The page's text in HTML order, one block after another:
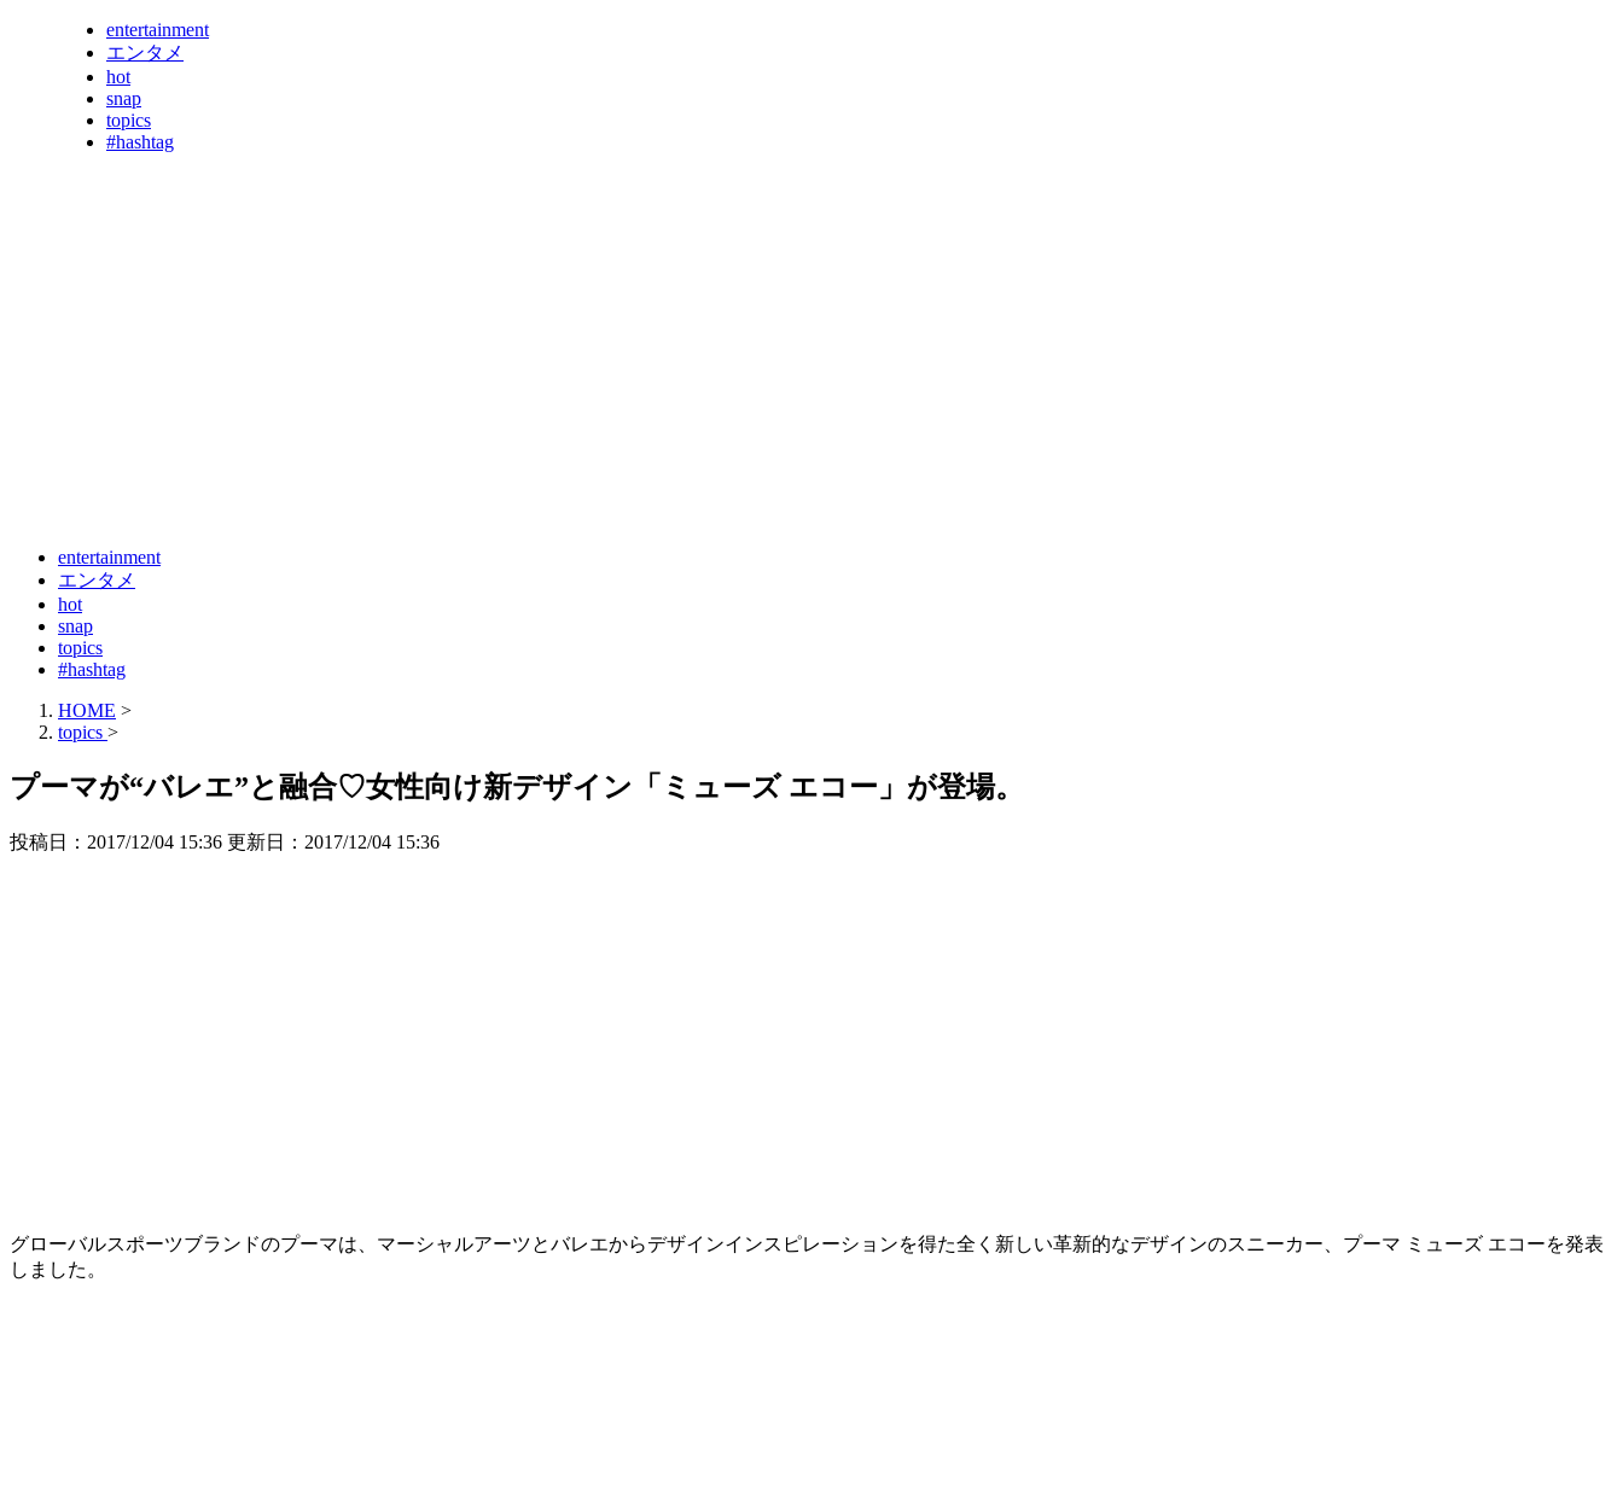
entertainment
エンタメ
hot
snap
topics
#hashtag
entertainment
エンタメ
hot
snap
topics
#hashtag
HOME >
topics >
プーマが“バレエ”と融合♡女性向け新デザイン「ミューズ エコー」が登場。
投稿日：2017/12/04 15:36 更新日： 2017/12/04 15:36
グローバルスポーツブランドのプーマは、マーシャルアーツとバレエからデザインインスピレーションを得た全く新しい革新的なデザインのスニーカー、プーマ ミューズ エコーを発表
しました。